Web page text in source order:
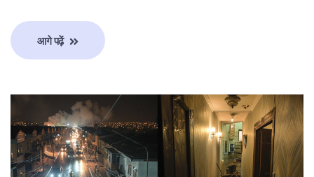
आगे पढ़ें